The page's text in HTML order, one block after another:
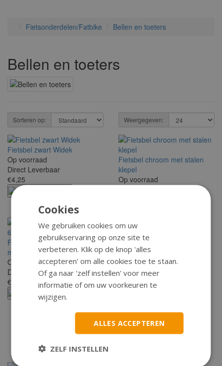
Fietsonderdelen/Fatbike Bellen en toeters
Bellen en toeters
Sorteren op: Weergegeven:
Fietsbel zwart Widek
Op voorraad
Direct Leverbaar
€4,25
Fietsbel chroom met stalen
klepel
Op voorraad
Fietsbel Ding-Dong groot 60
mm chroom
Op voorraad
Direct Leverbaar
€6,65
Bestellen
Op voorraad
Direct Leverbaar
€3,75
Bestellen
klepel
Op voorraad
Direct Leverbaar
Cookies
We gebruiken cookies om uw
gebruikservaring op onze site te
verbeteren. Klik op de knop 'alles
accepteren' om alle cookies toe te staan.
Of ga naar 'zelf instellen' voor meer
informatie of om uw voorkeuren te
wijzigen.
ALLES ACCEPTEREN
ZELF INSTELLEN